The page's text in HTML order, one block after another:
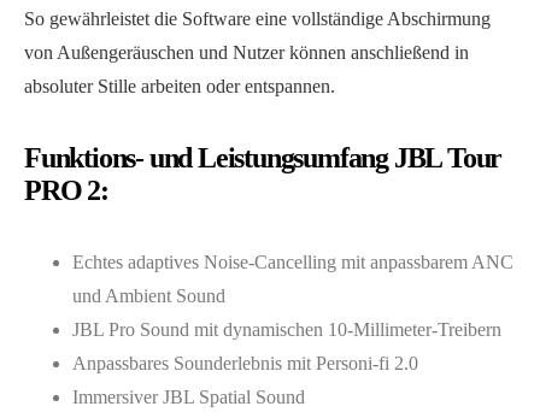
So gewährleistet die Software eine vollständige Abschirmung
von Außengeräuschen und Nutzer können anschließend in
absoluter Stille arbeiten oder entspannen.
Funktions- und Leistungsumfang JBL Tour
PRO 2:
Echtes adaptives Noise-Cancelling mit anpassbarem ANC
und Ambient Sound
JBL Pro Sound mit dynamischen 10-Millimeter-Treibern
Anpassbares Sounderlebnis mit Personi-fi 2.0
Immersiver JBL Spatial Sound